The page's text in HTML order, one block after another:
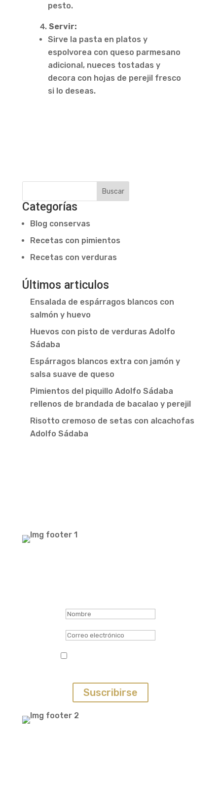
pesto.
Servir:
Sirve la pasta en platos y
espolvorea con queso parmesano
adicional, nueces tostadas y
decora con hojas de perejil fresco
si lo deseas.
Buscar
Categorías
Blog conservas
Recetas con pimientos
Recetas con verduras
Últimos articulos
Ensalada de espárragos blancos con
salmón y huevo
Huevos con pisto de verduras Adolfo
Sádaba
Espárragos blancos extra con jamón y
salsa suave de queso
Pimientos del piquillo Adolfo Sádaba
rellenos de brandada de bacalao y perejil
Risotto cremoso de setas con alcachofas
Adolfo Sádaba
Suscribirse